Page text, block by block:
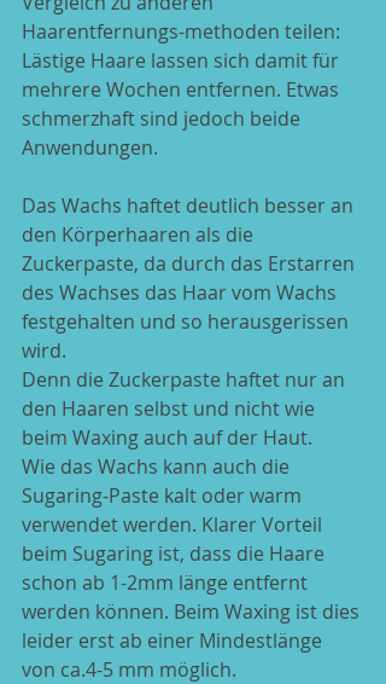
Haarentfernungs-methoden teilen:
Lästige Haare lassen sich damit für
mehrere Wochen entfernen. Etwas
schmerzhaft sind jedoch beide
Anwendungen.
Das Wachs haftet deutlich besser an
den Körperhaaren als die
Zuckerpaste, da durch das Erstarren
des Wachses das Haar vom Wachs
festgehalten und so herausgerissen
wird.
Denn die Zuckerpaste haftet nur an
den Haaren selbst und nicht wie
beim Waxing auch auf der Haut.
Wie das Wachs kann auch die
Sugaring-Paste kalt oder warm
verwendet werden. Klarer Vorteil
beim Sugaring ist, dass die Haare
schon ab 1-2mm länge entfernt
werden können. Beim Waxing ist dies
leider erst ab einer Mindestlänge
von ca.4-5 mm möglich.